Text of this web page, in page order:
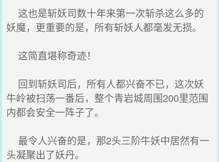
这也是斩妖司数十年来第一次斩杀这么多的
妖魔，更重要的是，所有斩妖人都毫发无损。
这简直堪称奇迹！
回到斩妖司后，所有人都兴奋不已，这次妖
牛岭被扫荡一番后，整个青岩城周围200里范围
内都会安全一阵子了。
最令人兴奋的是，那2头三阶牛妖中居然有一
头凝聚出了妖丹。